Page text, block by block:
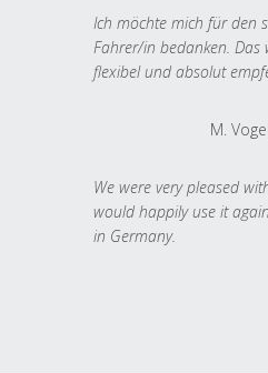
Ich möchte mich für den
Fahrer/in bedanken. Das
flexibel und absolut
M.
We were very pleased
would happily use it
in Germany.